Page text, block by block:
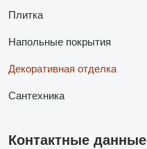
Плитка
Напольные покрытия
Декоративная отделка
Сантехника
Контактные данные